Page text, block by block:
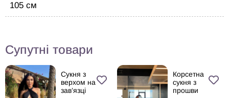
105 см
Супутні товари
Сукня з
верхом на
зав’язці
Корсетна
сукня з
прошви